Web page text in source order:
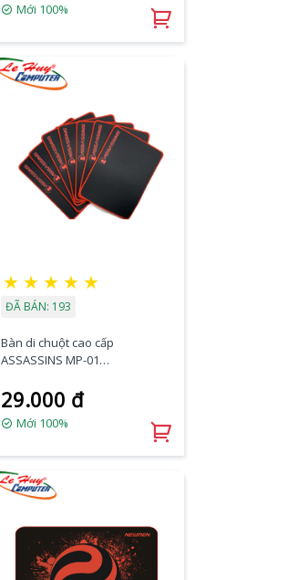
Mới 100%
★ ★ ★ ★ ★
ĐÃ BÁN: 193
Bàn di chuột cao cấp
ASSASSINS MP-01
29.000 đ
Mới 100%